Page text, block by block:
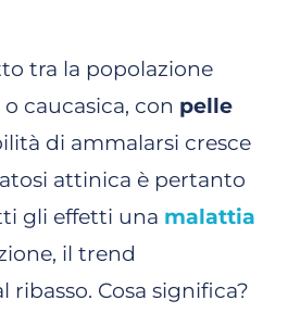
tra la popolazione
caucasica, con pelle
di ammalarsi cresce
attinica è pertanto
gli effetti una malattia
il trend
ribasso. Cosa significa?